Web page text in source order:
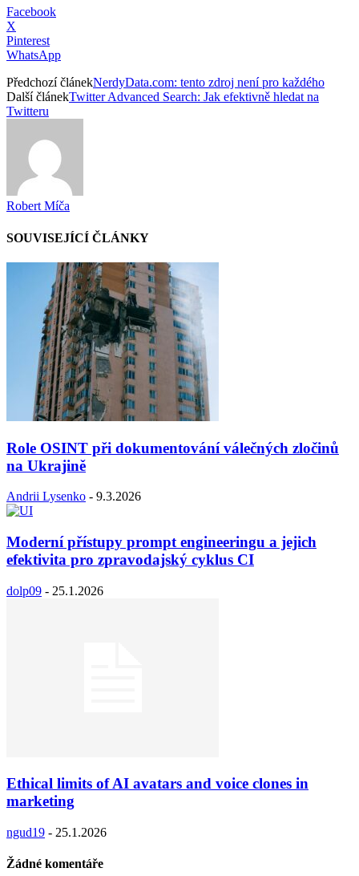
Facebook
X
Pinterest
WhatsApp
Předchozí článekNerdyData.com: tento zdroj není pro každého
Další článekTwitter Advanced Search: Jak efektivně hledat na
Twitteru
Robert Míča
SOUVISEJÍCÍ ČLÁNKY
Role OSINT při dokumentování válečných zločinů
na Ukrajině
Andrii Lysenko - 9.3.2026
Moderní přístupy prompt engineeringu a jejich
efektivita pro zpravodajský cyklus CI
dolp09 - 25.1.2026
Ethical limits of AI avatars and voice clones in
marketing
ngud19 - 25.1.2026
Žádné komentáře